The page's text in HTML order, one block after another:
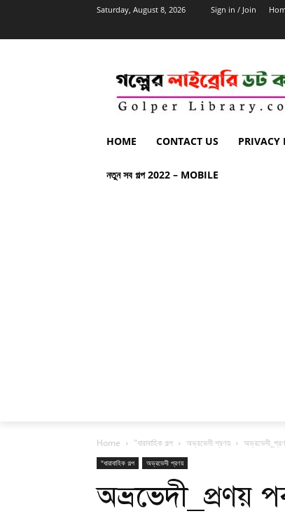
Saturday, August 8, 2026 Sign in / Join
HOME CONTACT US PRIVACY
নতুন সব গল্প 2022 – MOBILE
Home "ধারাবাহিক গল্প অভ্রভেদী প্রণয়
"ধারাবাহিক গল্প অভ্রভেদী প্রণয়
অভ্রভেদী_প্রণয়